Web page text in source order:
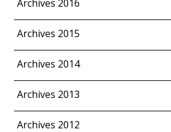
Archives 2016
Archives 2015
Archives 2014
Archives 2013
Archives 2012